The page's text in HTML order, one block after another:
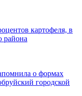
картофеля, в
района
о формах
городской